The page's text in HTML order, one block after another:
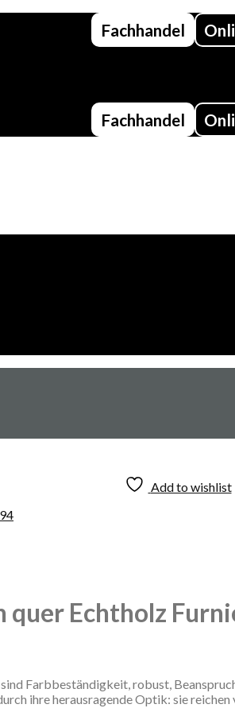
Fachhandel
Fachhandel
Add to wishlist
quer Echtholz
Farbbeständigkeit, robust,
ihre herausragende Optik: sie